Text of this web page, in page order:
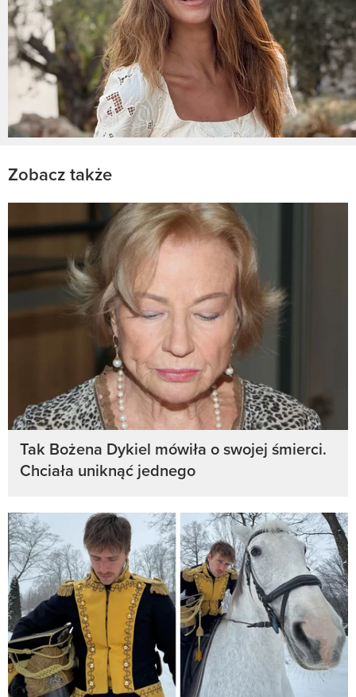
Zobacz także
Tak Bożena Dykiel mówiła o swojej śmierci.
Chciała uniknąć jednego